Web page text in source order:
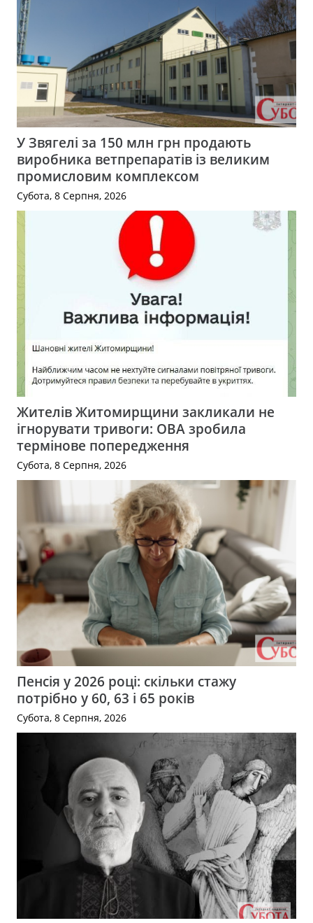
У Звягелі за 150 млн грн продають
виробника ветпрепаратів із великим
промисловим комплексом
Субота, 8 Серпня, 2026
Жителів Житомирщини закликали не
ігнорувати тривоги: ОВА зробила
термінове попередження
Субота, 8 Серпня, 2026
Пенсія у 2026 році: скільки стажу
потрібно у 60, 63 і 65 років
Субота, 8 Серпня, 2026